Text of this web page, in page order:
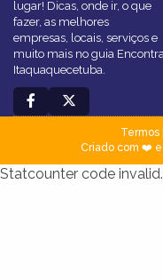
lugar! Dicas, onde ir, o que
fazer, as melhores
empresas, locais, serviços e
muito mais no guia Encontra
Itaquaquecetuba.
Termos|
Criado com ❤️ e
Statcounter code